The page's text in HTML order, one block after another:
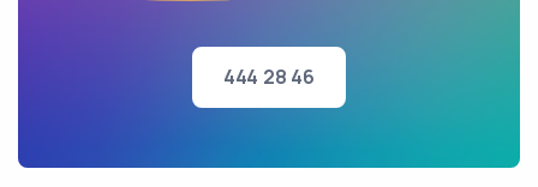
444 28 46